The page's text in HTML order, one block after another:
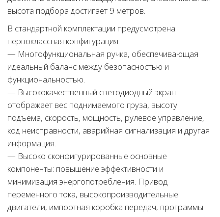
высота подбора достигает 9 метров.
В стандартной комплектации предусмотрена
первоклассная конфигурация:
— Многофункциональная ручка, обеспечивающая
идеальный баланс между безопасностью и
функциональностью.
— Высококачественный светодиодный экран
отображает вес поднимаемого груза, высоту
подъема, скорость, мощность, рулевое управление,
код неисправности, аварийная сигнализация и другая
информация.
— Высоко сконфигурированные основные
компоненты: повышение эффективности и
минимизация энергопотребления. Привод
переменного тока, высокопроизводительные
двигатели, импортная коробка передач, программы